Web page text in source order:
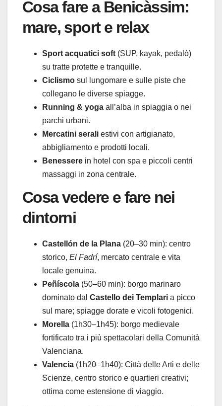
Cosa fare a Benicàssim:
mare, sport e relax
Sport acquatici soft (SUP, kayak, pedalò)
su tratte protette e tranquille.
Ciclismo sul lungomare e sulle piste che
collegano le diverse spiagge.
Running & yoga all’alba in spiaggia o nei
parchi urbani.
Mercatini serali estivi con artigianato,
abbigliamento e prodotti locali.
Benessere in hotel con spa e piccoli centri
massaggi in zona centrale.
Cosa vedere e fare nei
dintorni
Castellón de la Plana (20–30 min): centro
storico, El Fadrí, mercato centrale e vita
locale genuina.
Peñíscola (50–60 min): borgo marinaro
dominato dal Castello dei Templari a picco
sul mare; spiagge dorate e vicoli fotogenici.
Morella (1h30–1h45): borgo medievale
fortificato tra i più spettacolari della Comunità
Valenciana.
Valencia (1h20–1h40): Città delle Arti e delle
Scienze, centro storico e quartieri creativi;
ottima come estensione di viaggio.